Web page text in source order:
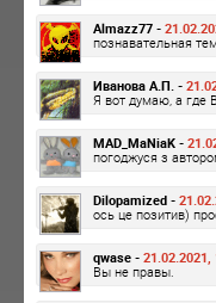
Almazz77 -
познавательная
Иванова А.П. -
Я вот думаю, а где
MAD_MaNiaK -
погоджуся з
Dilopamized -
ось це позитив)
qwase - 21.02.2021,
Вы не правы.